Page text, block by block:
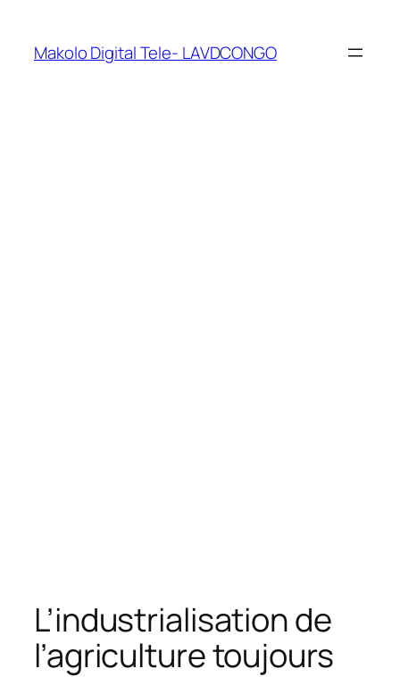
Makolo Digital Tele- LAVDCONGO
L’industrialisation de
l’agriculture toujours